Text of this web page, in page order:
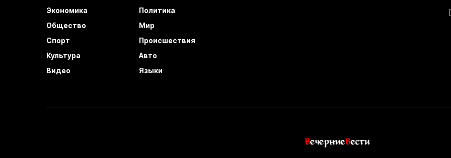
Экономика
Политика
Общество
Мир
Спорт
Происшествия
Культура
Авто
Видео
Языки